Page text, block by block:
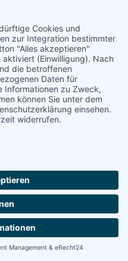
Wohnprojekten und
Seniorenresidenzen bieten
Residenzen anfragen